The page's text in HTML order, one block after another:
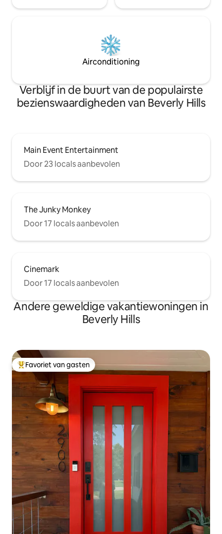
Airconditioning
Verblijf in de buurt van de populairste
bezienswaardigheden van Beverly Hills
Main Event Entertainment
Door 23 locals aanbevolen
The Junky Monkey
Door 17 locals aanbevolen
Cinemark
Door 17 locals aanbevolen
Andere geweldige vakantiewoningen in
Beverly Hills
Topfavoriet van gasten
Favoriet van gasten